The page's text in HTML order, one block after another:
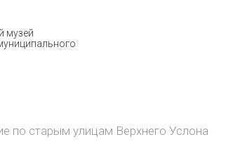
музей
по старым улицам Верхнего Услона